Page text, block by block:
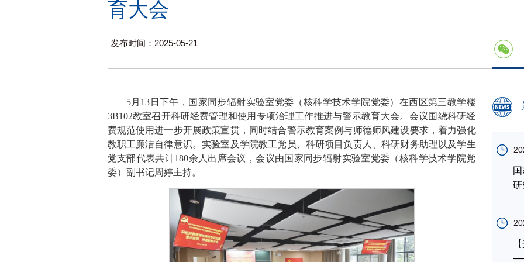
育大会
发布时间：2025-05-21
研
5月13日下午，国家同步辐射实验室党委（核科学技术学院党委）在西区第三教学楼
3B102教室召开科研经费管理和使用专项治理工作推进与警示教育大会。会议围绕科研经
费规范使用进一步开展政策宣贯，同时结合警示教育案例与师德师风建设要求，着力强化
教职工廉洁自律意识。实验室及学院教工党员、科研项目负责人、科研财务助理以及学生
党支部代表共计180余人出席会议，会议由国家同步辐射实验室党委（核科学技术学院党
委）副书记周婷主持。